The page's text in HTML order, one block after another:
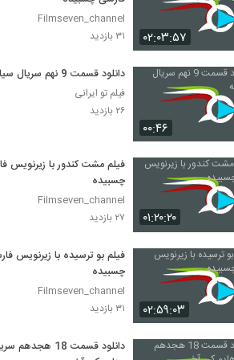
۰۲:۰۳:۵۷
Filmseven_channel
۳۱ بازدید
۰۰:۴۶
دانلود قسمت 9 نهم سریال سیاه چاله
فیلم تو ایرانی
۲۶ بازدید
۰۱:۲۰:۲۰
فیلم مشت کندور با زیرنویس
چسبیده
Filmseven_channel
۲۷ بازدید
۰۲:۵۹:۰۳
فیلم بو ترسیده با زیرنویس
چسبیده
Filmseven_channel
۳۱ بازدید
دانلود قسمت 18 هجدهم